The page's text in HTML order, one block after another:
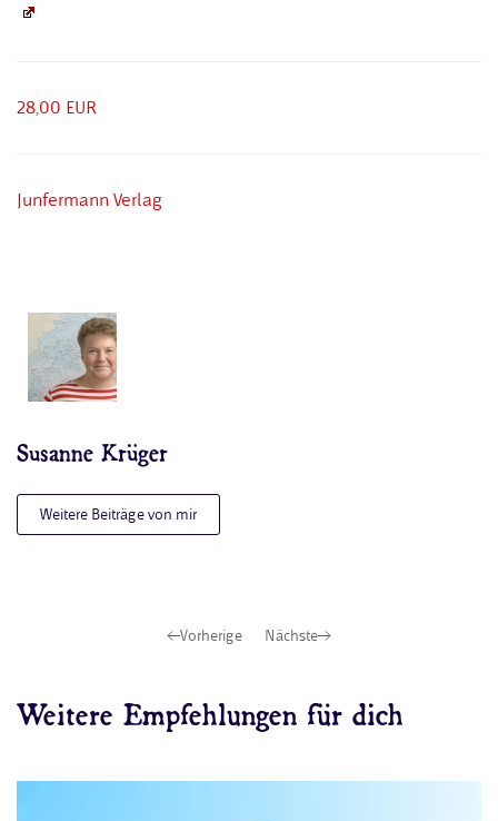
28,00 EUR
Junfermann Verlag
Susanne Krüger
Weitere Beiträge von mir
Vorherige Nächste
Weitere Empfehlungen für dich